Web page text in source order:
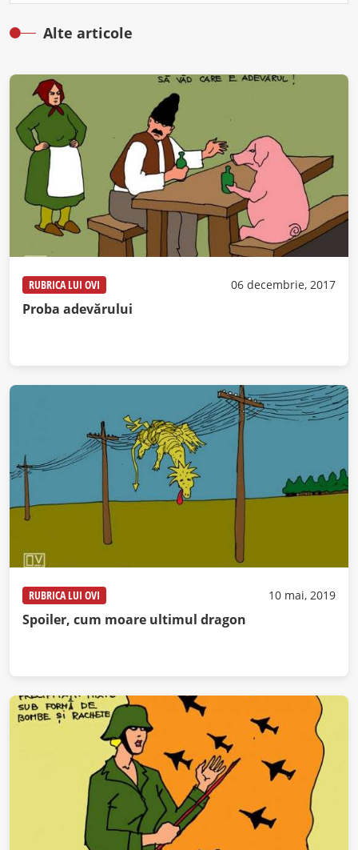
Alte articole
RUBRICA LUI OVI 06 decembrie, 2017
Proba adevărului
RUBRICA LUI OVI 10 mai, 2019
Spoiler, cum moare ultimul dragon